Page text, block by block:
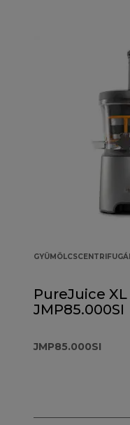
PureJuice XL
JMP85.000SI
JMP85.000SI